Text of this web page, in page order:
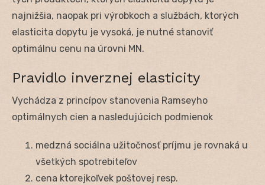
najnižšia, naopak pri výrobkoch a službách, ktorých
elasticita dopytu je vysoká, je nutné stanoviť
optimálnu cenu na úrovni MN.
Pravidlo inverznej elasticity
Vychádza z princípov stanovenia Ramseyho
optimálnych cien a nasledujúcich podmienok
medzná sociálna užitočnosť príjmu je rovnaká u
všetkých spotrebiteľov
cena ktorejkoľvek poštovej resp.